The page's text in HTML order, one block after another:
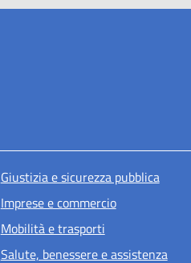
Giustizia e sicurezza pubblica
Imprese e commercio
Mobilità e trasporti
Salute, benessere e assistenza